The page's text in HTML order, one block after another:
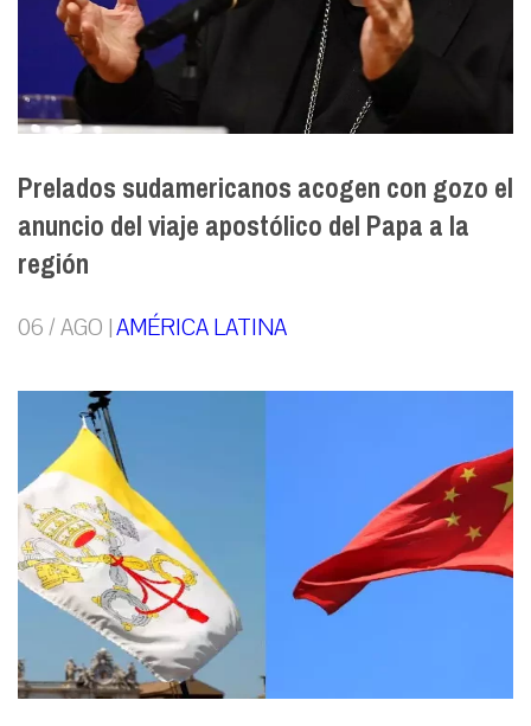
Prelados sudamericanos acogen con gozo el
anuncio del viaje apostólico del Papa a la
región
06 / AGO |AMÉRICA LATINA